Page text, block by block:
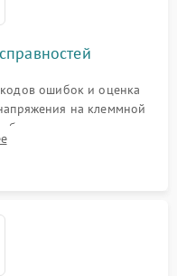
ошибок и оценка
на клеммной
с нагревом,
блокировкой дверцы.